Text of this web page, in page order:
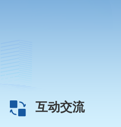
互动交流